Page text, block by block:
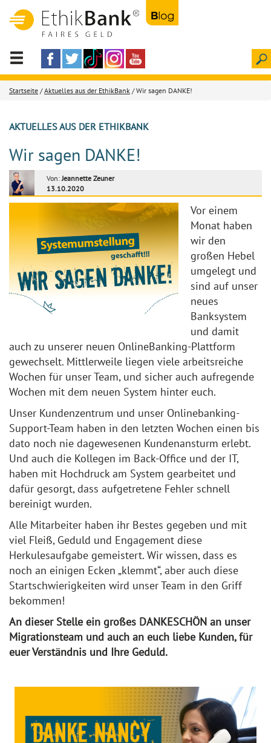
Startseite /Aktuelles aus der EthikBank / Wir sagen DANKE!
AKTUELLES AUS DER ETHIKBANK
Wir sagen DANKE!
Von:Jeannette Zeuner
13.10.2020
Vor einem
Monat haben
wir den
großen Hebel
umgelegt und
sind auf unser
neues
Banksystem
und damit
auch zu unserer neuen OnlineBanking-Plattform
gewechselt. Mittlerweile liegen viele arbeitsreiche
Wochen für unser Team, und sicher auch aufregende
Wochen mit dem neuen System hinter euch.
Unser Kundenzentrum und unser Onlinebanking-
Support-Team haben in den letzten Wochen einen bis
dato noch nie dagewesenen Kundenansturm erlebt.
Und auch die Kollegen im Back-Office und der IT,
haben mit Hochdruck am System gearbeitet und
dafür gesorgt, dass aufgetretene Fehler schnell
bereinigt wurden.
Alle Mitarbeiter haben ihr Bestes gegeben und mit
viel Fleiß, Geduld und Engagement diese
Herkulesaufgabe gemeistert. Wir wissen, dass es
noch an einigen Ecken „klemmt“, aber auch diese
Startschwierigkeiten wird unser Team in den Griff
bekommen!
An dieser Stelle ein großes DANKESCHÖN an unser
Migrationsteam und auch an euch liebe Kunden, für
euer Verständnis und Ihre Geduld.